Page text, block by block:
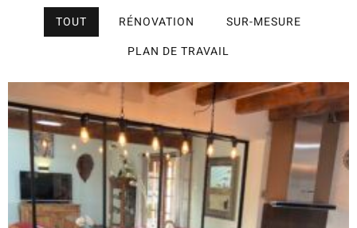
TOUT RÉNOVATION
SUR-MESURE
PLAN DE TRAVAIL